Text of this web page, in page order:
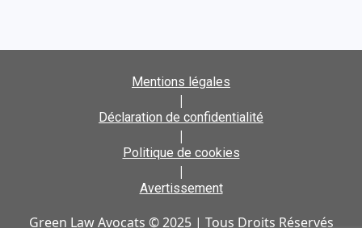
Mentions légales
|
Déclaration de confidentialité
|
Politique de cookies
|
Avertissement
Green Law Avocats © 2025 | Tous Droits Réservés